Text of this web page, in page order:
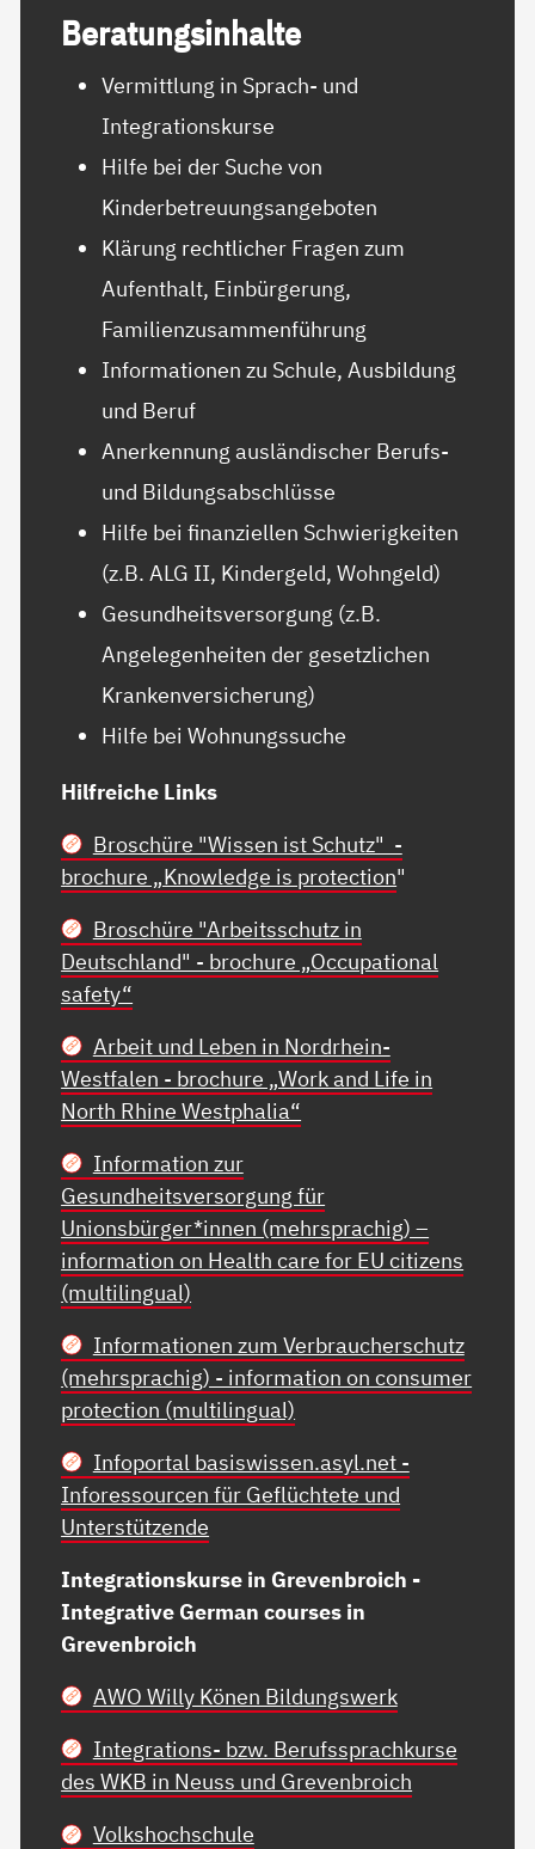
Be­ra­tungs­in­hal­te
Vermittlung in Sprach- und
Integrationskurse
Hilfe bei der Suche von
Kinderbetreuungsangeboten
Klärung rechtlicher Fragen zum
Aufenthalt, Einbürgerung,
Familienzusammenführung
Informationen zu Schule, Ausbildung
und Beruf
Anerkennung ausländischer Berufs-
und Bildungsabschlüsse
Hilfe bei finanziellen Schwierigkeiten
(z.B. ALG II, Kindergeld, Wohngeld)
Gesundheitsversorgung (z.B.
Angelegenheiten der gesetzlichen
Krankenversicherung)
Hilfe bei Wohnungssuche
Hilfreiche Links
Broschüre "Wissen ist Schutz" -
brochure „Knowledge is protection"
Broschüre "Arbeitsschutz in
Deutschland" - brochure „Occupational
safety“
Arbeit und Leben in Nordrhein-
Westfalen - brochure „Work and Life in
North Rhine Westphalia“
Information zur
Gesundheitsversorgung für
Unionsbürger*innen (mehrsprachig) –
information on Health care for EU citizens
(multilingual)
Informationen zum Verbraucherschutz
(mehrsprachig) - information on consumer
protection (multilingual)
Infoportal basiswissen.asyl.net -
Inforessourcen für Geflüchtete und
Unterstützende
Integrationskurse in Grevenbroich -
Integrative German courses in
Grevenbroich
AWO Willy Könen Bildungswerk
Integrations- bzw. Berufssprachkurse
des WKB in Neuss und Grevenbroich
Volkshochschule